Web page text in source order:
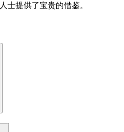
士提供了宝贵的借鉴。